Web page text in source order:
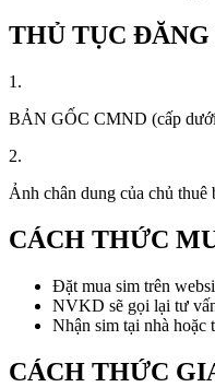
THỦ TỤC
1.
BẢN GỐC CMND (cấp dưới
2.
Ảnh chân dung của chủ
CÁCH THỨC
Đặt mua sim trên
NVKD sẽ gọi lại tư
Nhận sim tại nhà hoặc
CÁCH THỨC